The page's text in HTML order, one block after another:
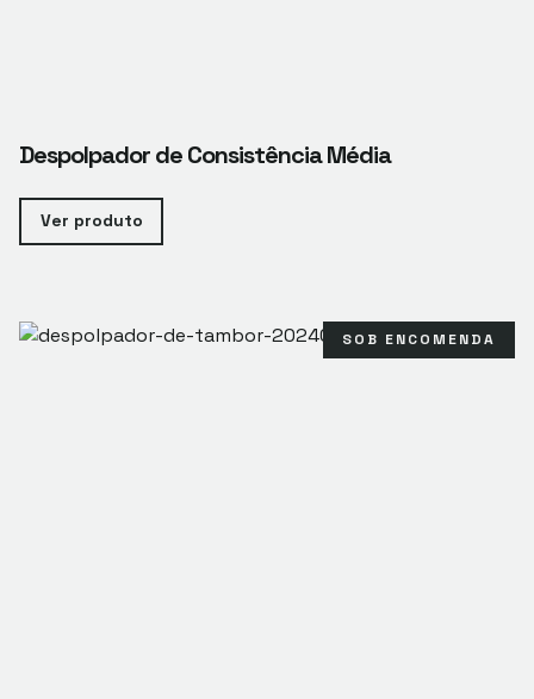
Despolpador de Consistência Média
Ver produto
SOB ENCOMENDA